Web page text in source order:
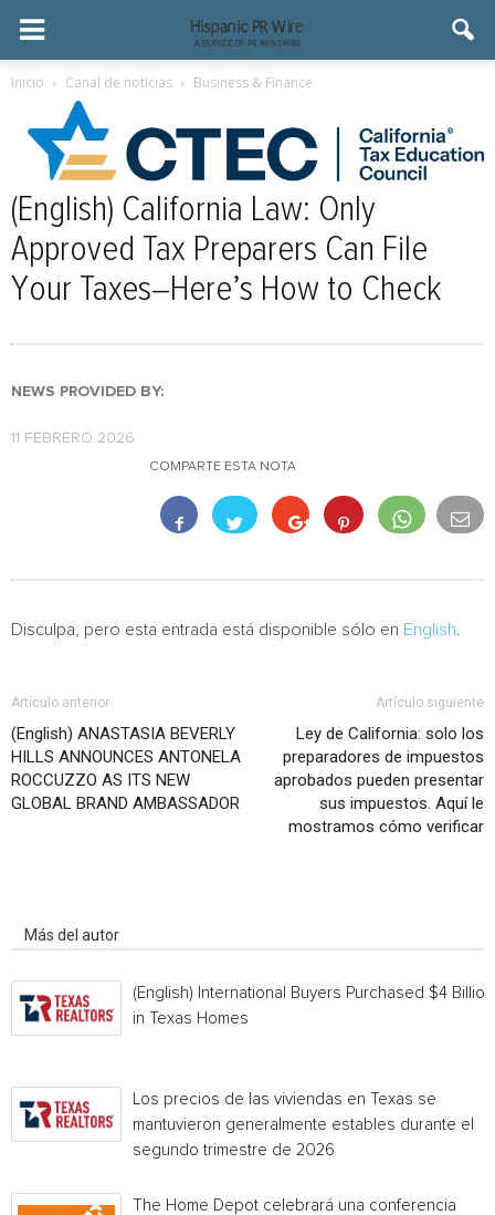
Inicio Canal de noticias Business & Finance
(English) California Law: Only
Approved Tax Preparers Can File
Your Taxes–Here’s How to Check
NEWS PROVIDED BY:
11 FEBRERO 2026
COMPARTE ESTA NOTA
Disculpa, pero esta entrada está disponible sólo en English
Artículo anterior
(English) ANASTASIA BEVERLY
HILLS ANNOUNCES ANTONELA
ROCCUZZO AS ITS NEW
GLOBAL BRAND AMBASSADOR
Artículo siguiente
Ley de California: solo los
preparadores de impuestos
aprobados pueden presentar
sus impuestos. Aquí le
mostramos cómo verificar
Más del autor
(English) International Buyers Purchased $4 Billion
in Texas Homes
Los precios de las viviendas en Texas se
mantuvieron generalmente estables durante el
segundo trimestre de 2026
The Home Depot celebrará una conferencia